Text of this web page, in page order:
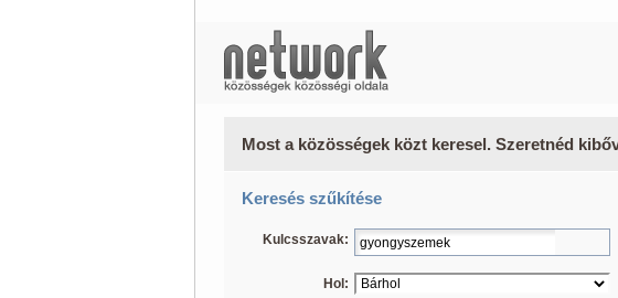
Most a közösségek közt keresel. Szeretnéd
Keresés szűkítése
Kulcsszavak:
Hol: